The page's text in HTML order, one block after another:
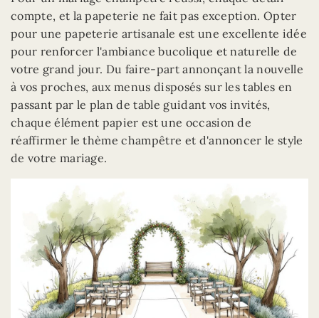
compte, et la papeterie ne fait pas exception. Opter
pour une papeterie artisanale est une excellente idée
pour renforcer l'ambiance bucolique et naturelle de
votre grand jour. Du faire-part annonçant la nouvelle
à vos proches, aux menus disposés sur les tables en
passant par le plan de table guidant vos invités,
chaque élément papier est une occasion de
réaffirmer le thème champêtre et d'annoncer le style
de votre mariage.